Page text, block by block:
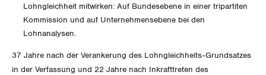
Rentner:innen-Kommission
Genf
Graubünden
Lohngleichheit mitwirken: Auf Bundesebene in einer tripartiten
Kommission und auf Unternehmensebene bei den
Lohnanalysen.
37 Jahre nach der Verankerung des Lohngleichheits-Grundsatzes
in der Verfassung und 22 Jahre nach Inkrafttreten des